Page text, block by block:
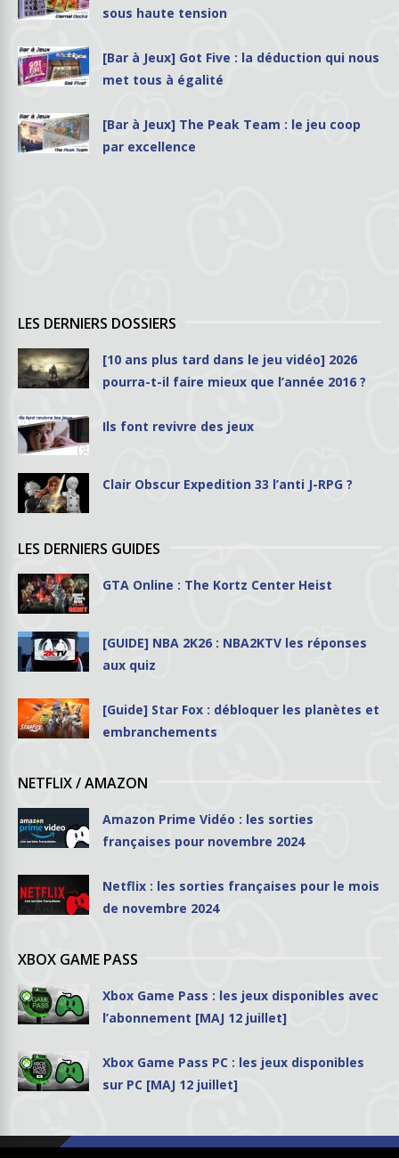
sous haute tension
[Bar à Jeux] Got Five : la déduction qui nous
met tous à égalité
[Bar à Jeux] The Peak Team : le jeu coop
par excellence
LES DERNIERS DOSSIERS
[10 ans plus tard dans le jeu vidéo] 2026
pourra-t-il faire mieux que l’année 2016 ?
Ils font revivre des jeux
Clair Obscur Expedition 33 l’anti J-RPG ?
LES DERNIERS GUIDES
GTA Online : The Kortz Center Heist
[GUIDE] NBA 2K26 : NBA2KTV les réponses
aux quiz
[Guide] Star Fox : débloquer les planètes et
embranchements
NETFLIX / AMAZON
Amazon Prime Vidéo : les sorties
françaises pour novembre 2024
Netflix : les sorties françaises pour le mois
de novembre 2024
XBOX GAME PASS
Xbox Game Pass : les jeux disponibles avec
l’abonnement [MAJ 12 juillet]
Xbox Game Pass PC : les jeux disponibles
sur PC [MAJ 12 juillet]